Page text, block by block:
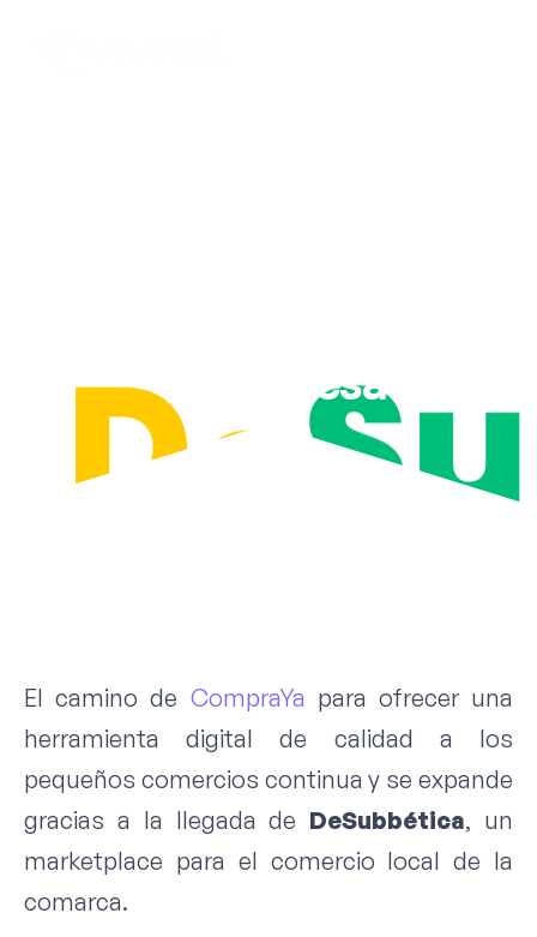
Cordobesa
febrero 8, 2021
El camino de CompraYa para ofrecer una
herramienta digital de calidad a los
pequeños comercios continua y se expande
gracias a la llegada de DeSubbética, un
marketplace para el comercio local de la
comarca.